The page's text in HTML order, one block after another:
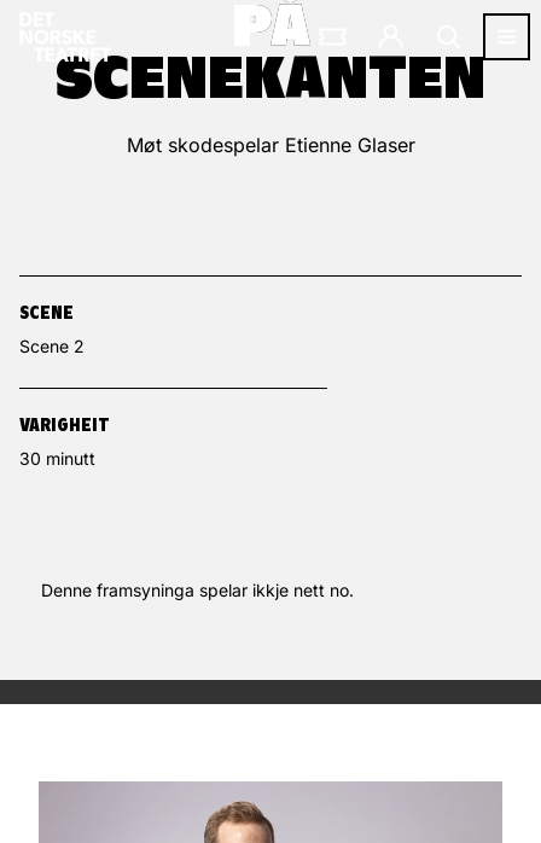
PÅ
SCENEKANTEN
PÅ
SCENEKANTEN
Møt skodespelar Etienne Glaser
SCENE
Scene 2
VARIGHEIT
30 minutt
Denne framsyninga spelar ikkje nett no.